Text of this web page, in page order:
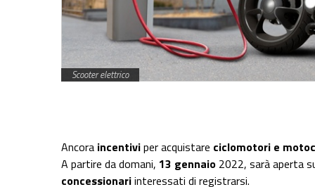
Scooter elettrico
Ancora incentiviper acquistare ciclomotori e
A partire da domani, 13 gennaio 2022, sarà aperta
concessionariinteressati di registrarsi.